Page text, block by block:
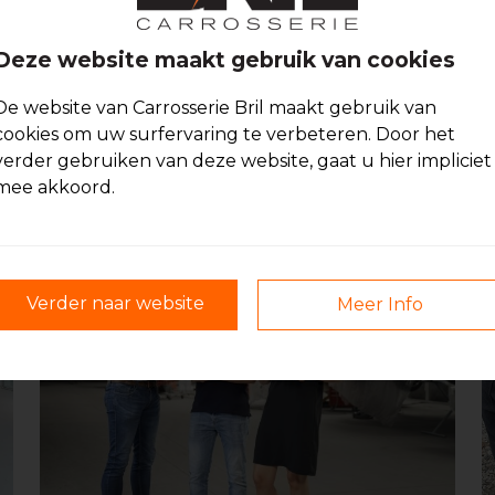
adipisicing elit. Dignissimos, alias?
perspiciatis odit a esse ipsum maxime,
nesciunt quo autem ipsa nostrum
quisquam aperiam ducimus assumenda.
website maakt gebruik van cookies
website van Carrosserie Bril maakt gebruik van
om uw surfervaring te verbeteren. Door het
gebruiken van deze website, gaat u hier impliciet
akkoord.
Verder naar website Meer Info